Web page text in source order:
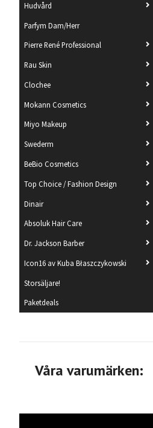
Hudvård
Parfym Dam/Herr
Pierre René Professional
Rau Skin
Clochee
Mokann Cosmetics
Miyo Makeup
Swederm
BeBio Cosmetics
Top Choice / Fashion Design
Dinair
Absoluk Hair Care
Dr. Jackson Barber
Icon16 av Kuba Błaszczykowski
Storsäljare!
Paketdeals
Våra varumärken: